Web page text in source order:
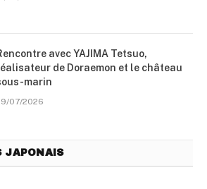
avec YAJIMA Tetsuo,
de Doraemon et le château
marin
07/2026
JAPONAIS